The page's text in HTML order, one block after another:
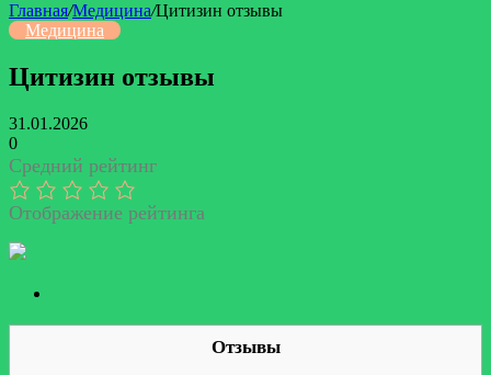
Главная/Медицина/Цитизин отзывы
Медицина
Цитизин отзывы
31.01.2026
0
Средний рейтинг
Отображение рейтинга
Отзывы